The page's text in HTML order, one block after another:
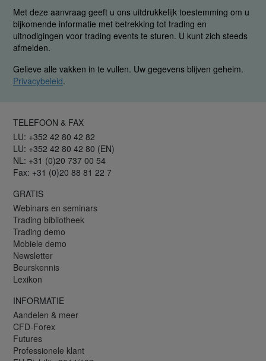
Met deze aanvraag geeft u ons uitdrukkelijk toestemming om u
bijkomende informatie met betrekking tot trading en
uitnodigingen voor trading events te sturen. U kunt zich steeds
afmelden.
Gelieve alle vakken in te vullen. Uw gegevens blijven geheim.
Privacybeleid.
TELEFOON & FAX
LU: +352 42 80 42 82
LU: +352 42 80 42 80 (EN)
NL: +31 (0)20 737 00 54
Fax: +31 (0)20 88 81 22 7
GRATIS
Webinars en seminars
Trading bibliotheek
Trading demo
Mobiele demo
Newsletter
Beurskennis
Lexikon
INFORMATIE
Aandelen & meer
CFD-Forex
Futures
Professionele klant